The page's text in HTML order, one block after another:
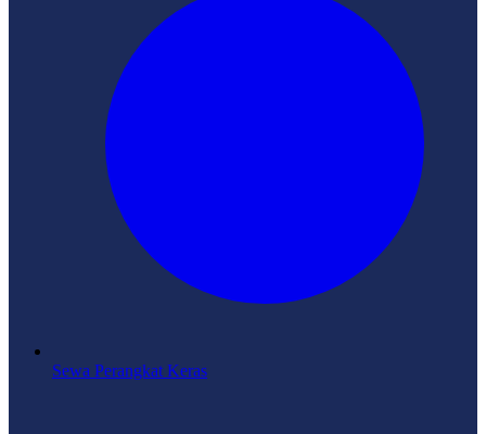
Sewa Perangkat Keras